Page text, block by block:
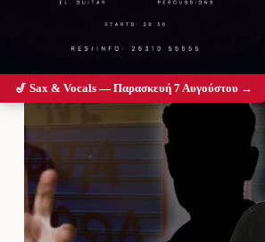
🎷 Sax & Vocals — Παρασκευή 7 Αυγούστου →